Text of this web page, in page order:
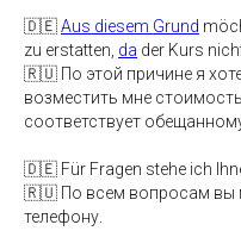
🇩🇪Aus diesem Grund
zu erstatten, da der Kurs
🇷🇺 По этой причине я
возместить мне
соответствует
🇩🇪 Für Fragen stehe ich
🇷🇺 По всем вопросам вы
телефону.